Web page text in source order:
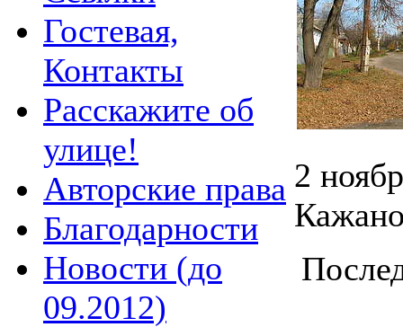
Гостевая,
Контакты
Расскажите об
улице!
Авторские права
Благодарности
Новости (до
09.2012)
2